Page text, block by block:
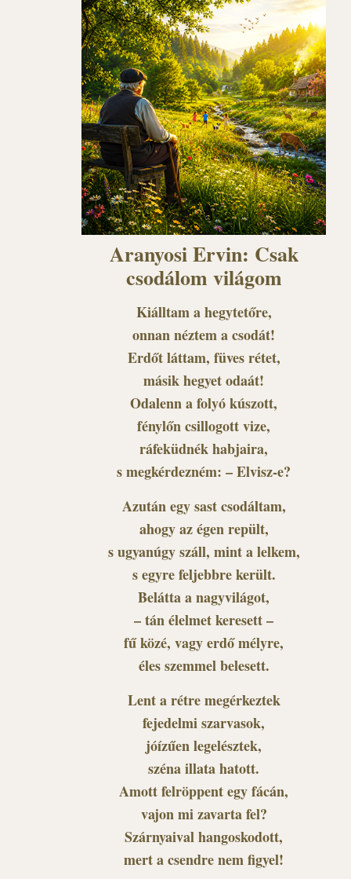
Aranyosi Ervin: Csak
csodálom világom
Kiálltam a hegytetőre,
onnan néztem a csodát!
Erdőt láttam, füves rétet,
másik hegyet odaát!
Odalenn a folyó kúszott,
fénylőn csillogott vize,
ráfeküdnék habjaira,
s megkérdezném: – Elvisz-e?
Azután egy sast csodáltam,
ahogy az égen repült,
s ugyanúgy száll, mint a lelkem,
s egyre feljebbre került.
Belátta a nagyvilágot,
– tán élelmet keresett –
fű közé, vagy erdő mélyre,
éles szemmel belesett.
Lent a rétre megérkeztek
fejedelmi szarvasok,
jóízűen legelésztek,
széna illata hatott.
Amott felröppent egy fácán,
vajon mi zavarta fel?
Szárnyaival hangoskodott,
mert a csendre nem figyel!